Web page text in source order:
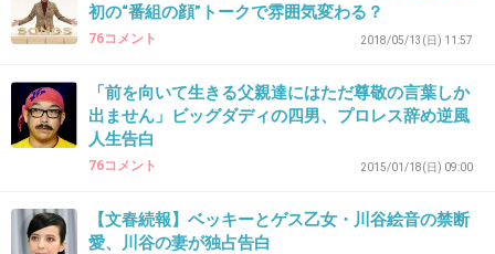
35. 匿名2018/05/20(日) 01:22:45
なんかクソガキみたいな顔してるから
４５とは驚いた！笑
初の“番組の顔”トークで雰囲気変わる？
76コメント 2018/05/13(日) 11:57
「前を向いて生きる父親達にはただ尊敬の言葉しか
出ません」ビッグダディの四男、プロレス辞め逆風
人生告白
76コメント 2015/01/18(日) 09:00
【文春続報】ベッキーとゲス乙女・川谷絵音の禁断
愛、川谷の妻が独占告白